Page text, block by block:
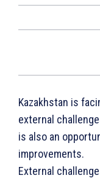
Kazakhstan is
external
is also an
improvements.
External